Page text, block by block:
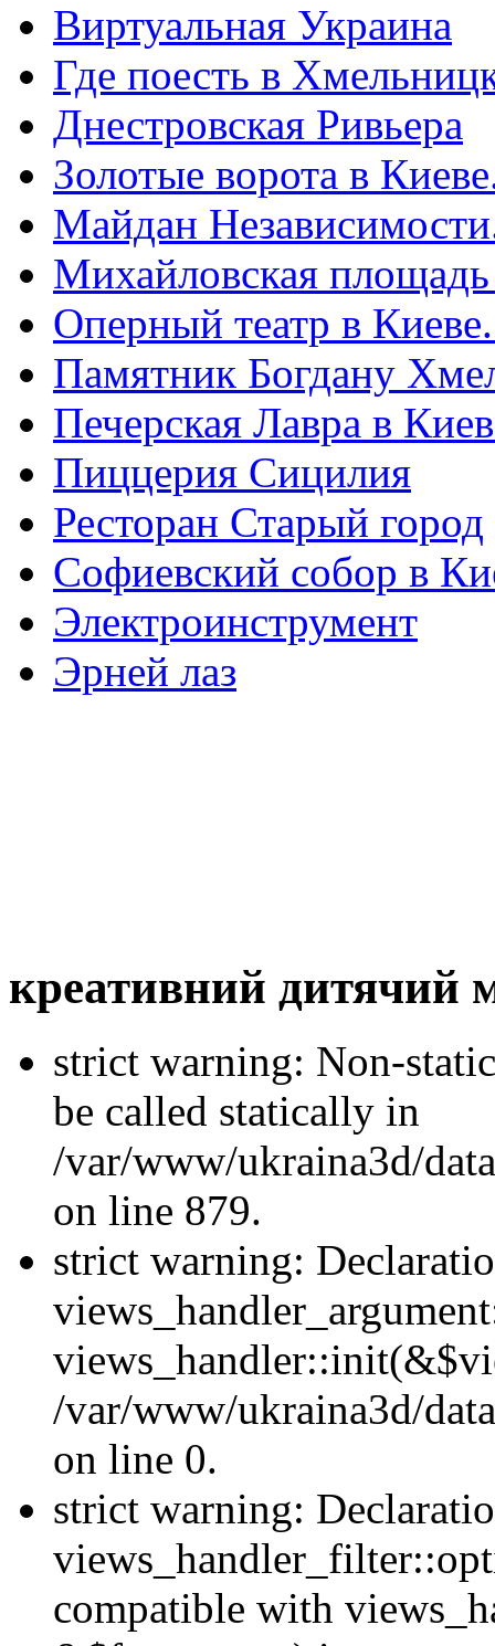
Виртуальная Украина
Где поесть в
Днестровская Ривьера
Золотые ворота в
Майдан
Михайловская
Оперный театр в
Памятник Богдану
Печерская Лавра в
Пиццерия Сицилия
Ресторан Старый город
Софиевский собор в
Электроинструмент
Эрней лаз
креативний дитячий
strict warning: Non-
be called statically in
/var/www/ukraina3d/
on line 879.
strict warning:
/var/www/ukraina3d/
on line 0.
strict warning:
compatible with